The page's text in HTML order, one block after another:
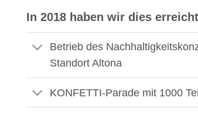
In 2018 haben wir dies erreicht
Betrieb des
Standort Altona
KONFETTI-Parade mit 1000